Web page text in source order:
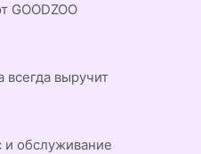
GOODZOO
всегда выручит
обслуживание